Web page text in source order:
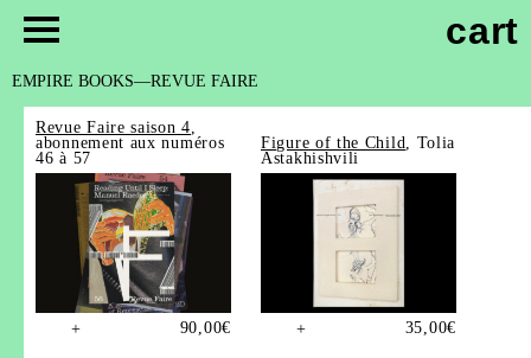
cart
EMPIRE BOOKS REVUE FAIRE
Revue Faire saison 4
abonnement aux numéros
46 à 57
+ 90,00€
Figure of the Child
, Tolia
Astakhishvili
+ 35,00€